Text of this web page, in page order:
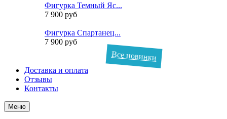
Фигурка Темный Яс...
7 900 руб
Фигурка Спартанец...
7 900 руб
Все новинки
Доставка и оплата
Отзывы
Контакты
Меню